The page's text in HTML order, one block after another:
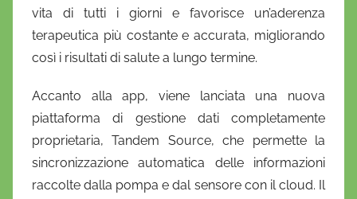
vita di tutti i giorni e favorisce un’aderenza
terapeutica più costante e accurata, migliorando
così i risultati di salute a lungo termine.
Accanto alla app, viene lanciata una nuova
piattaforma di gestione dati completamente
proprietaria, Tandem Source, che permette la
sincronizzazione automatica delle informazioni
raccolte dalla pompa e dal sensore con il cloud. Il